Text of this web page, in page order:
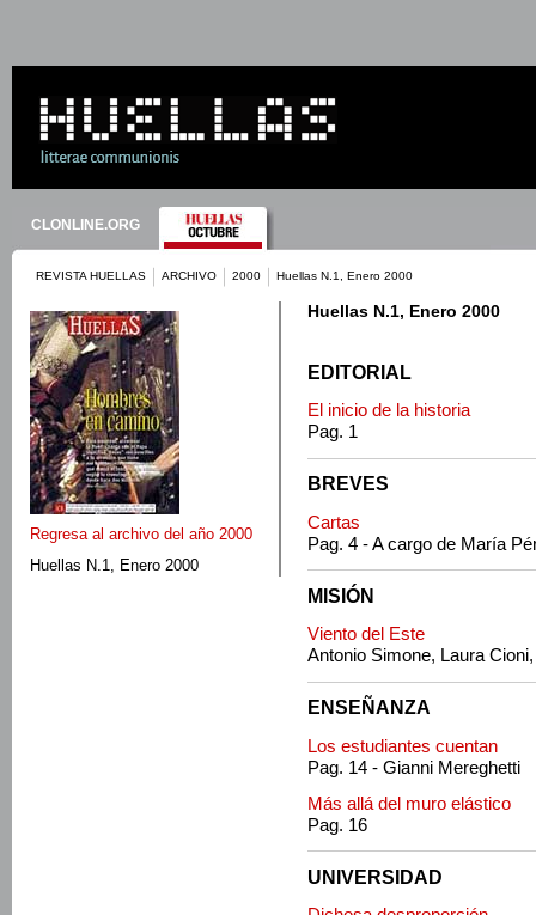
CLONLINE.ORG
REVISTA HUELLAS ARCHIVO 2000 Huellas N.1, Enero 2000
Regresa al archivo del año 2000
Huellas N.1, Enero 2000
Huellas N.1, Enero 2000
EDITORIAL
El inicio de la historia
Pag. 1
BREVES
Cartas
Pag. 4 - A cargo de María
MISIÓN
Viento del Este
Antonio Simone, Laura
ENSEÑANZA
Los estudiantes cuentan
Pag. 14 - Gianni Mereghetti
Más allá del muro elástico
Pag. 16
UNIVERSIDAD